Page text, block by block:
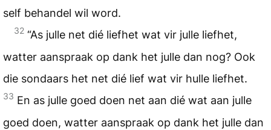
self behandel wil word.
32 “As julle net dié liefhet wat vir julle liefhet,
watter aanspraak op dank het julle dan nog? Ook
die sondaars het net dié lief wat vir hulle liefhet.
33 En as julle goed doen net aan dié wat aan julle
goed doen, watter aanspraak op dank het julle dan